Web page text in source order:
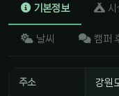
기본정보 시
날씨 캠퍼
주소 강원